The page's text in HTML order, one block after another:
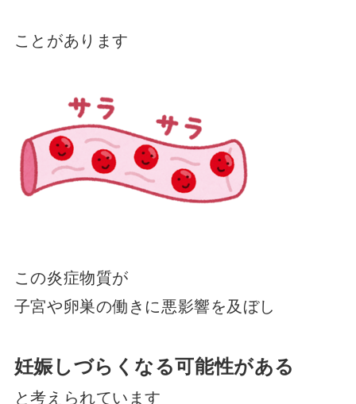
ことがあります
この炎症物質が
子宮や卵巣の働きに悪影響を及ぼし
妊娠しづらくなる可能性がある
と考えられています